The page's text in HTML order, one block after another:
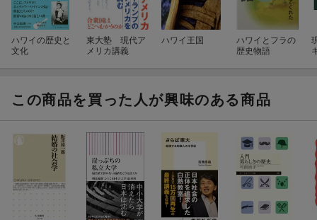
ハワイの歴史と
文化
東大塾 現代ア
メリカ講義
ハワイ王国
ハワイとフラの
歴史物語
この商品を買った人が興味のある商品